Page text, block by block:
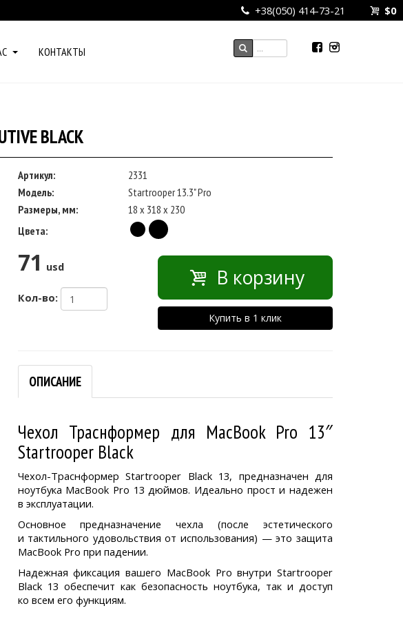
$0
+38(050) 414-73-21
КОНТАКТЫ
BLACK
Артикул:
2331
Модель:
Startrooper 13.3" Pro
Размеры, мм:
18 x 318 x 230
Цвета:
71 usd
Кол-во:
В корзину
Купить в 1 клик
ОПИСАНИЕ
Чехол Траснформер для MacBook Pro 13″
Startrooper Black
Чехол-Траснформер Startrooper Black 13, предназначен для
ноутбука MacBook Pro 13 дюймов. Идеально прост и надежен
в эксплуатации.
Основное предназначение чехла (после эстетического
и тактильного удовольствия от использования) — это защита
MacBook Pro при падении.
Надежная фиксация вашего MacBook Pro внутри Startrooper
Black 13 обеспечит как безопасность ноутбука, так и доступ
ко всем его функциям.